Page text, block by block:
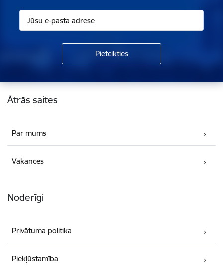
Kājene
Ātrās saites
Par mums
Vakances
Noderīgi
Privātuma politika
Piekļūstamība